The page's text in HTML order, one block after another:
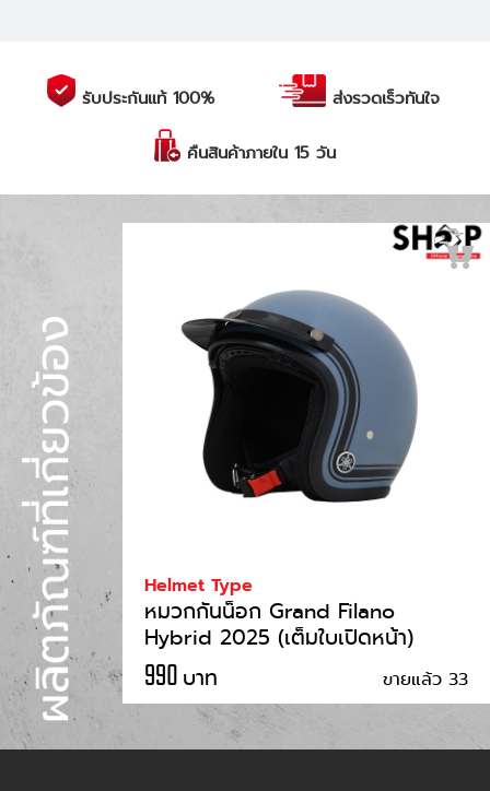
รับประกันแท้ 100% ส่งรวดเร็วทันใจ
คืนสินค้าภายใน 15 วัน
Helmet Type
หมวกกันน็อก Grand Filano
Hybrid 2025 (เต็มใบเปิดหน้า)
990 บาท ขายแล้ว 33